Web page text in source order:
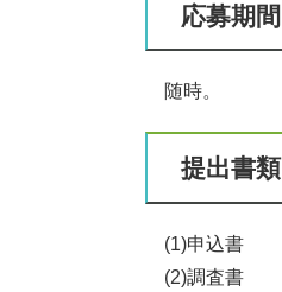
応募期間
随時。
提出書類
(1)申込書
(2)調査書